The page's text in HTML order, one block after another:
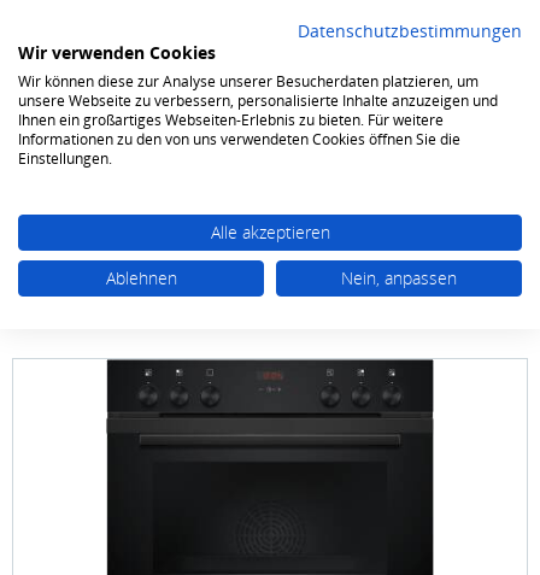
0
Kochen & Backen Einbauherde
Siemens HE 213 ABB 3 60 X 60 cm Deep black
Datenschutzbestimmungen
Wir verwenden Cookies
Wir können diese zur Analyse unserer Besucherdaten platzieren, um
unsere Webseite zu verbessern, personalisierte Inhalte anzuzeigen und
Ihnen ein großartiges Webseiten-Erlebnis zu bieten. Für weitere
Informationen zu den von uns verwendeten Cookies öffnen Sie die
Einstellungen.
Alle akzeptieren
Ablehnen
Nein, anpassen